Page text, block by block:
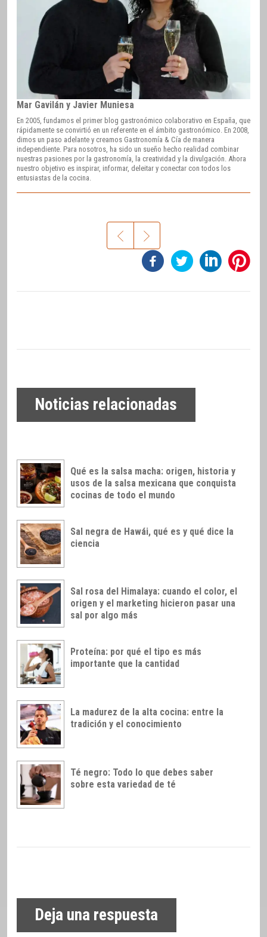
Mar Gavilán y Javier Muniesa
En 2005, fundamos el primer blog gastronómico colaborativo en España, que
rápidamente se convirtió en un referente en el ámbito gastronómico. En 2008,
dimos un paso adelante y creamos Gastronomía & Cía de manera
independiente. Para nosotros, ha sido un sueño hecho realidad combinar
nuestras pasiones por la gastronomía, la creatividad y la divulgación. Ahora
nuestro objetivo es inspirar, informar, deleitar y conectar con todos los
entusiastas de la cocina.
Noticias relacionadas
Qué es la salsa macha: origen, historia y
usos de la salsa mexicana que conquista
cocinas de todo el mundo
Sal negra de Hawái, qué es y qué dice la
ciencia
Sal rosa del Himalaya: cuando el color, el
origen y el marketing hicieron pasar una
sal por algo más
Proteína: por qué el tipo es más
importante que la cantidad
La madurez de la alta cocina: entre la
tradición y el conocimiento
Té negro: Todo lo que debes saber
sobre esta variedad de té
Deja una respuesta